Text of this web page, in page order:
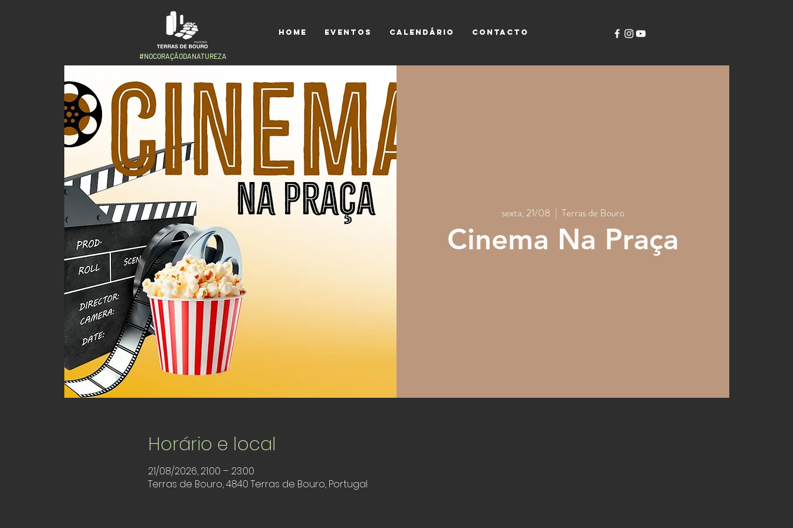
HOME EVENTOS CALENDÁRIO CONTACTO
#NOCORAÇÃODANATUREZA
sexta, 21/08
  |
Terras de Bouro
Cinema Na Praça
Horário e local
21/08/2026, 21:00 – 23:00
Terras de Bouro, 4840 Terras de Bouro, Portugal